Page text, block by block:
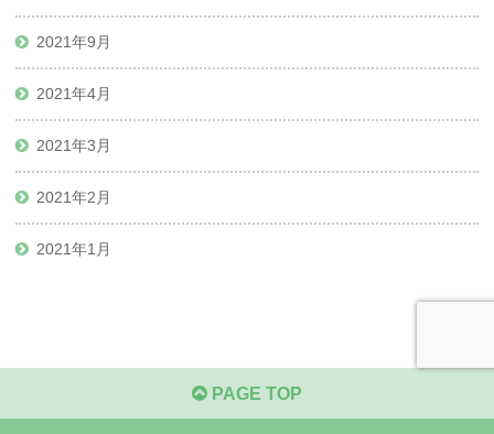
2021年9月
2021年4月
2021年3月
2021年2月
2021年1月
PAGE TOP